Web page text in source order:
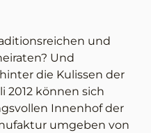
und
Und
die Kulissen der
2012 können sich
Innenhof der
umgeben von